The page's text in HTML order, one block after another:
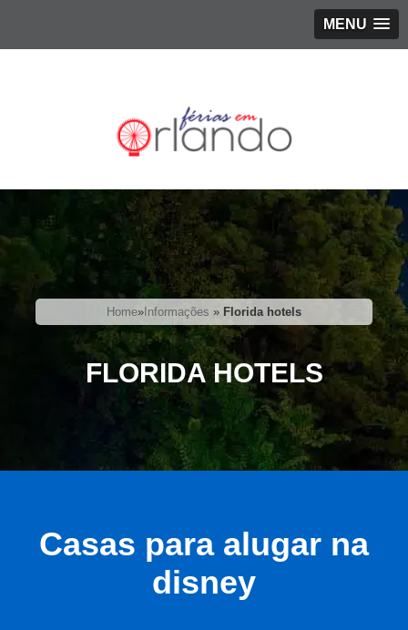
MENU
Home» Informações » Florida hotels
FLORIDA HOTELS
Casas para alugar na
disney